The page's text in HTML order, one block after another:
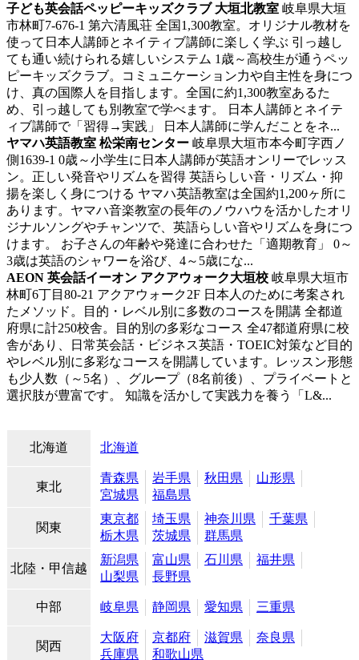
子ども英会話ペッピーキッズクラブ 大垣北教室 岐阜県大垣
市林町7-676-1 第六清風荘 全国1,300教室。オリジナル教材を
使って日本人講師とネイティブ講師に楽しく学ぶ 引っ越し
ても通い続けられる嬉しいシステム 1歳～高校生が通うペッ
ピーキッズクラブ。コミュニケーション力や自主性を身につ
け、真の国際人を目指します。全国に約1,300教室あるた
め、引っ越しても別教室で学べます。 日本人講師とネイテ
ィブ講師で「習得→実践」 日本人講師に学んだことをネ...
ヤマハ英語教室 松栄南センター 岐阜県大垣市本今町字西ノ
側1639-1 0歳～小学生に日本人講師が英語オンリーでレッス
ン。正しい発音やリズムを習得 英語らしい音・リズム・抑
揚を楽しく身につける ヤマハ英語教室は全国約1,200ヶ所に
あります。ヤマハ音楽教室の長年のノウハウを活かしたオリ
ジナルソングやチャンツで、英語らしい音やリズムを身につ
けます。 お子さんの年齢や発達に合わせた「適期教育」 0～
3歳は英語のシャワーを浴び、4～5歳にな...
AEON 英会話イーオン アクアウォーク大垣校 岐阜県大垣市
林町6丁目80-21 アクアウォーク2F 日本人のために考案され
たメソッド。目的・レベル別に多数のコースを開講 全都道
府県に計250校舎。目的別の多彩なコース 全47都道府県に校
舎があり、日常英会話・ビジネス英語・TOEIC対策など目的
やレベル別に多彩なコースを開講しています。レッスン形態
も少人数（～5名）、グループ（8名前後）、プライベートと
選択肢が豊富です。 知識を活かして実践力を養う「L&...
北海道 北海道
東北
青森県 岩手県 秋田県
山形県
宮城県
福島県
関東
東京都 埼玉県 神奈川県
千葉県
栃木県
茨城県 群馬県
北陸・甲信越
新潟県 富山県 石川県
福井県
山梨県
長野県
中部 岐阜県 静岡県 愛知県 三重県
関西
大阪府 京都府 滋賀県
奈良県
兵庫県
和歌山県